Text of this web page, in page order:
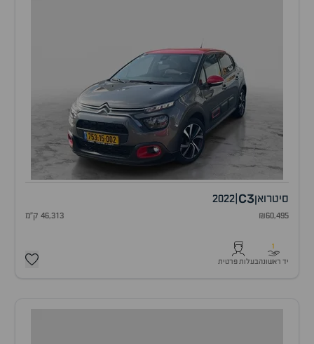
סיטרואןC3
2022
₪60,495 46,313 ק"מ
1
יד ראשונהבעלות פרטית